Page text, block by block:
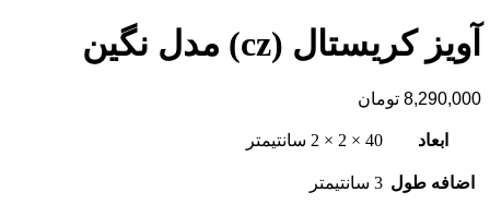
آویز کریستال (cz) مدل نگین
8,290,000 تومان
ابعاد 40 × 2 × 2 سانتیمتر
اضافه طول 3 سانتیمتر